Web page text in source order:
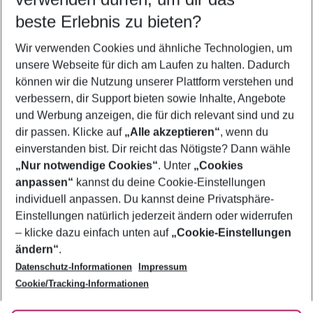
5-8 Nächte
2 Erwachsene Keine Kinder
Mehr Filter anzeigen
Footer
Footer navigation
Über uns
AGB
Bestpreisgarantie
Cookie-Einstellungen ändern
Cookie-Richtlinie
Agenturbetreuung
Barrierefreies Reisen
Folge uns
beste Erlebnis zu bieten?
Wir verwenden Cookies und ähnliche Technologien, um
unsere Webseite für dich am Laufen zu halten. Dadurch
können wir die Nutzung unserer Plattform verstehen und
verbessern, dir Support bieten sowie Inhalte, Angebote
und Werbung anzeigen, die für dich relevant sind und zu
dir passen. Klicke auf „Alle akzeptieren“, wenn du
einverstanden bist. Dir reicht das Nötigste? Dann wähle
„Nur notwendige Cookies“. Unter „Cookies
anpassen“ kannst du deine Cookie-Einstellungen
individuell anpassen. Du kannst deine Privatsphäre-
Einstellungen natürlich jederzeit ändern oder widerrufen
– klicke dazu einfach unten auf „Cookie-Einstellungen
ändern“.
Datenschutz-Informationen
Impressum
Cookie/Tracking-Informationen